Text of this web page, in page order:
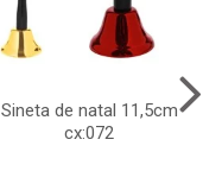
Sineta de natal 11,5cm
cx:072